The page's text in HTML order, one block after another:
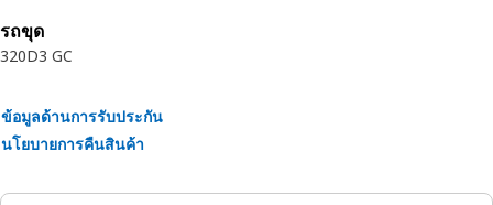
รถขุด
320D3 GC
ข้อมูลด้านการรับประกัน
นโยบายการคืนสินค้า